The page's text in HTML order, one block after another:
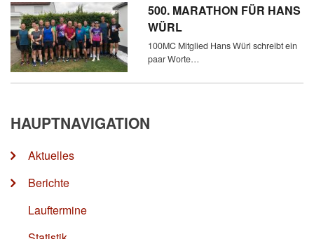
500. MARATHON FÜR HANS
WÜRL
100MC Mitglied Hans Würl schreibt ein
paar Worte…
HAUPTNAVIGATION
Aktuelles
Berichte
Lauftermine